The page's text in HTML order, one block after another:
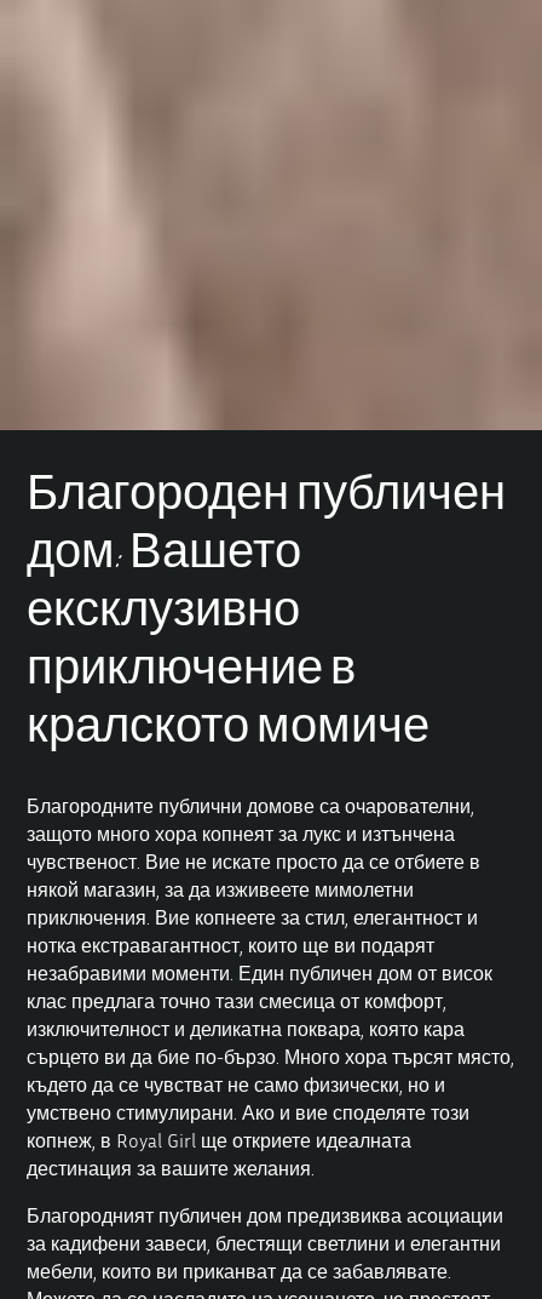
Благороден публичен
дом: Вашето
ексклузивно
приключение в
кралското момиче
Благородните публични домове са очарователни,
защото много хора копнеят за лукс и изтънчена
чувственост. Вие не искате просто да се отбиете в
някой магазин, за да изживеете мимолетни
приключения. Вие копнеете за стил, елегантност и
нотка екстравагантност, които ще ви подарят
незабравими моменти. Един публичен дом от висок
клас предлага точно тази смесица от комфорт,
изключителност и деликатна поквара, която кара
сърцето ви да бие по-бързо. Много хора търсят място,
където да се чувстват не само физически, но и
умствено стимулирани. Ако и вие споделяте този
копнеж, в Royal Girl ще откриете идеалната
дестинация за вашите желания.
Благородният публичен дом предизвиква асоциации
за кадифени завеси, блестящи светлини и елегантни
мебели, които ви приканват да се забавлявате.